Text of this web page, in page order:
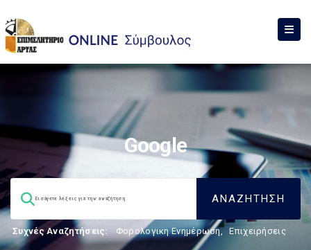
Google
Συχνές Αναζητήσεις: Φορολογικη Ενημέρωση, Επιχειρήσεις